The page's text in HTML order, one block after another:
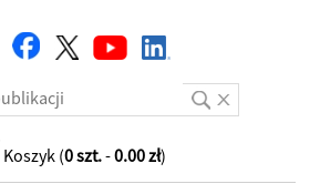
Strona główna
Koszyk (0 szt.-0.00 zł)